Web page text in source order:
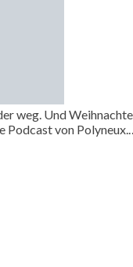
weg. Und
Podcast von